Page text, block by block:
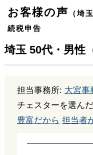
お客様の声
（埼
続税申告
埼玉 50代・男性
担当事務所: 大宮事
チェスターを選ん
豊富だから 担当者